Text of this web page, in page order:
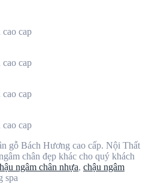
cao cap
cao cap
cao cap
cao cap
gỗ Bách Hương cao cấp. Nội Thất
chân đẹp khác cho quý khách
ngâm chân nhựa, chậu ngâm
spa